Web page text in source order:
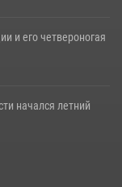
и его четвероногая
начался летний